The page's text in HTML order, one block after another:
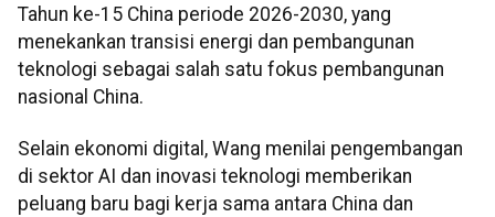
Tahun ke-15 China periode 2026-2030, yang
menekankan transisi energi dan pembangunan
teknologi sebagai salah satu fokus pembangunan
nasional China.
Selain ekonomi digital, Wang menilai pengembangan
di sektor AI dan inovasi teknologi memberikan
peluang baru bagi kerja sama antara China dan